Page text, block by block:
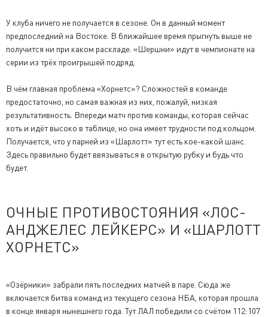
У клуба ничего не получается в сезоне. Он в данный момент
предпоследний на Востоке. В ближайшее время прыгнуть выше не
получится ни при каком раскладе. «Шершни» идут в чемпионате на
серии из трёх проигрышей подряд.
В чём главная проблема «Хорнетс»? Cложностей в команде
предостаточно, но самая важная из них, пожалуй, низкая
результативность. Впереди матч против команды, которая сейчас
хоть и идёт высоко в таблице, но она имеет трудности под кольцом.
Получается, что у парней из «Шарлотт» тут есть кое-какой шанс.
Здесь правильно будет ввязываться в открытую рубку и будь что
будет.
ОЧНЫЕ ПРОТИВОСТОЯНИЯ «ЛОС-
АНДЖЕЛЕС ЛЕЙКЕРС» И «ШАРЛОТТ
ХОРНЕТС»
«Озёрники» забрали пять последних матчей в паре. Сюда же
включается битва команд из текущего сезона НБА, которая прошла
в конце января нынешнего года. Тут ЛАЛ победили со счётом 112:107